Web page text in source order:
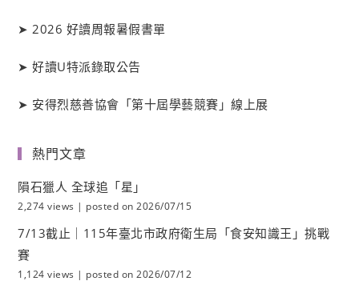
➤ 2026 好讀周報暑假書單
➤好讀U特派錄取公告
➤ 安得烈慈善協會「第十屆學藝競賽」線上展
熱門文章
隕石獵人 全球追「星」
2,274 views | posted on 2026/07/15
7/13截止｜115年臺北市政府衛生局「食安知識王」挑戰
賽
1,124 views | posted on 2026/07/12